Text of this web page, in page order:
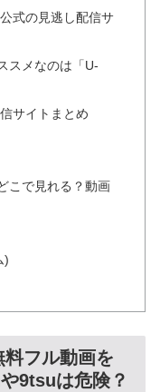
式の見逃し配信サ
スメなのは「U-
サイトまとめ
こで見れる？動画
)
料フル動画を
9tsuは危険？